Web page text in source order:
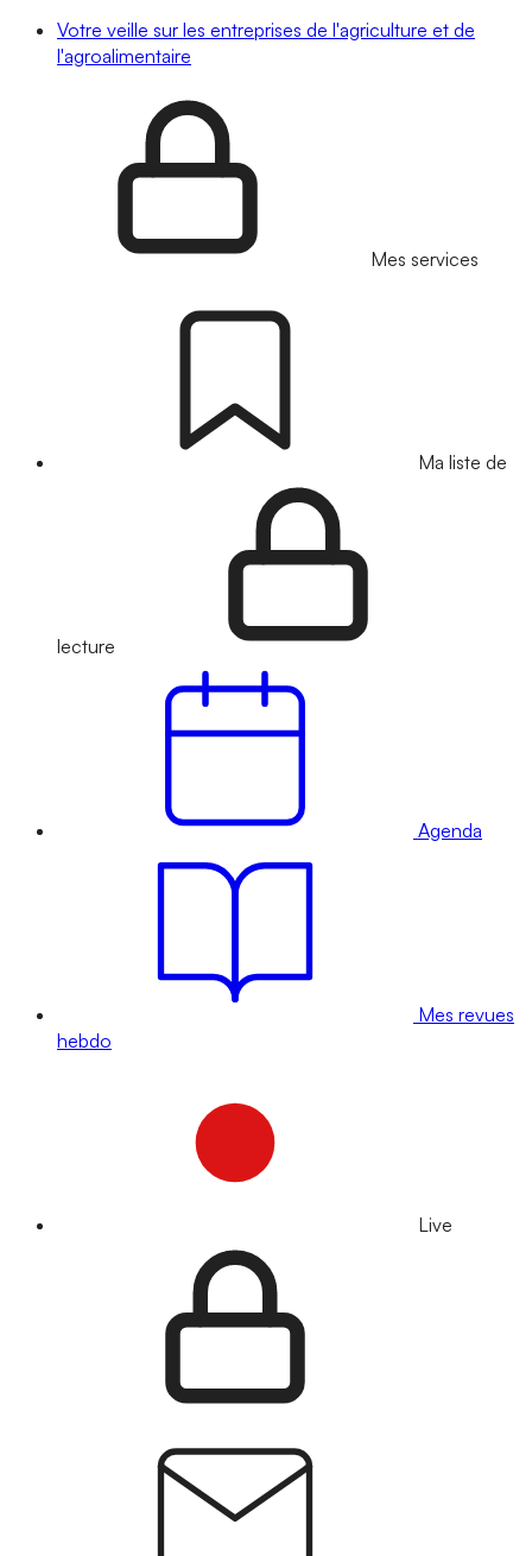
Votre veille sur les entreprises de l'agriculture et de
l'agroalimentaire
Mes services
Ma liste de
lecture
Agenda
Mes revues
hebdo
Live